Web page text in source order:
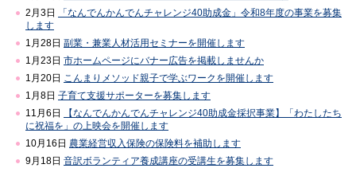
2月3日
「なんでんかんでんチャレンジ40助成金」令和8年度の事業を募集
します
1月28日 副業・兼業人材活用セミナーを開催します
1月23日 市ホームページにバナー広告を掲載しませんか
1月20日 こんまりメソッド親子で学ぶワークを開催します
1月8日 子育て支援サポーターを募集します
11月6日
【なんでんかんでんチャレンジ40助成金採択事業】「わたしたち
に祝福を」の上映会を開催します
10月16日 農業経営収入保険の保険料を補助します
9月18日 音訳ボランティア養成講座の受講生を募集します